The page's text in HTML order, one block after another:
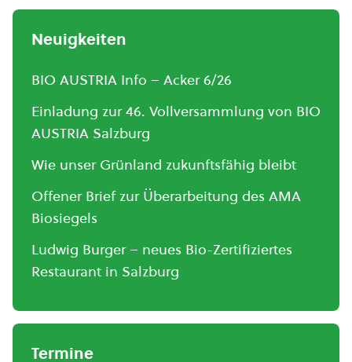
Neuigkeiten
BIO AUSTRIA Info – Acker 6/26
Einladung zur 46. Vollversammlung von BIO
AUSTRIA Salzburg
Wie unser Grünland zukunftsfähig bleibt
Offener Brief zur Überarbeitung des AMA
Biosiegels
Ludwig Burger – neues Bio-Zertifiziertes
Restaurant in Salzburg
Termine